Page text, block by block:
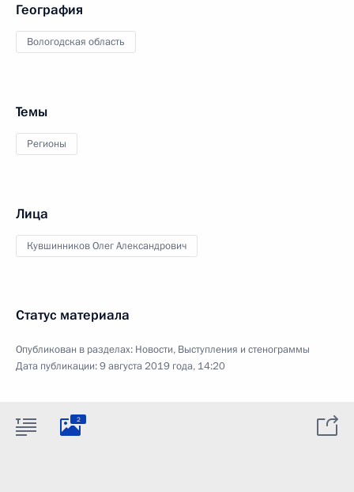
География
Вологодская область
Темы
Регионы
Лица
Кувшинников Олег Александрович
Статус материала
Опубликован в разделах: Новости, Выступления и стенограммы
Дата публикации:9 августа 2019 года, 14:20
2